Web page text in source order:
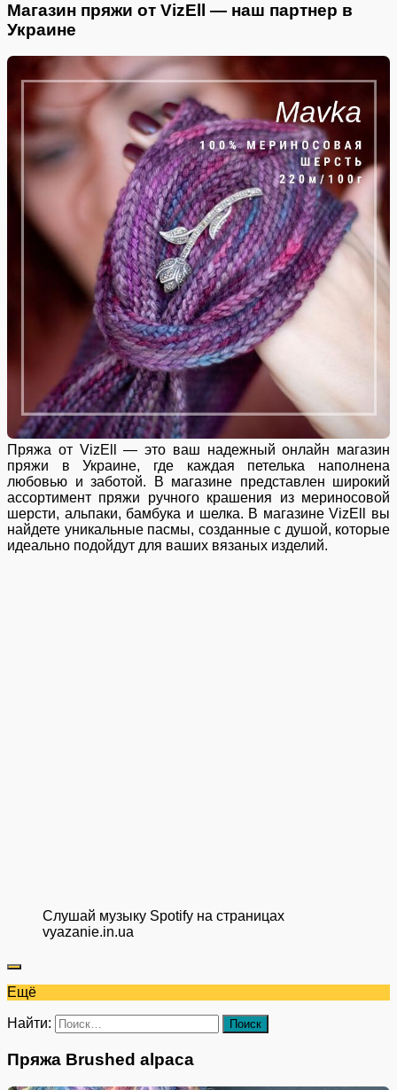
Магазин пряжи от VizEll — наш партнер в
Украине
Пряжа от VizEll — это ваш надежный онлайн магазин
пряжи в Украине, где каждая петелька наполнена
любовью и заботой. В магазине представлен широкий
ассортимент пряжи ручного крашения из мериносовой
шерсти, альпаки, бамбука и шелка. В магазине VizEll вы
найдете уникальные пасмы, созданные с душой, которые
идеально подойдут для ваших вязаных изделий.
Слушай музыку Spotify на страницах
vyazanie.in.ua
Ещё
Найти:
Пряжа Brushed alpaca